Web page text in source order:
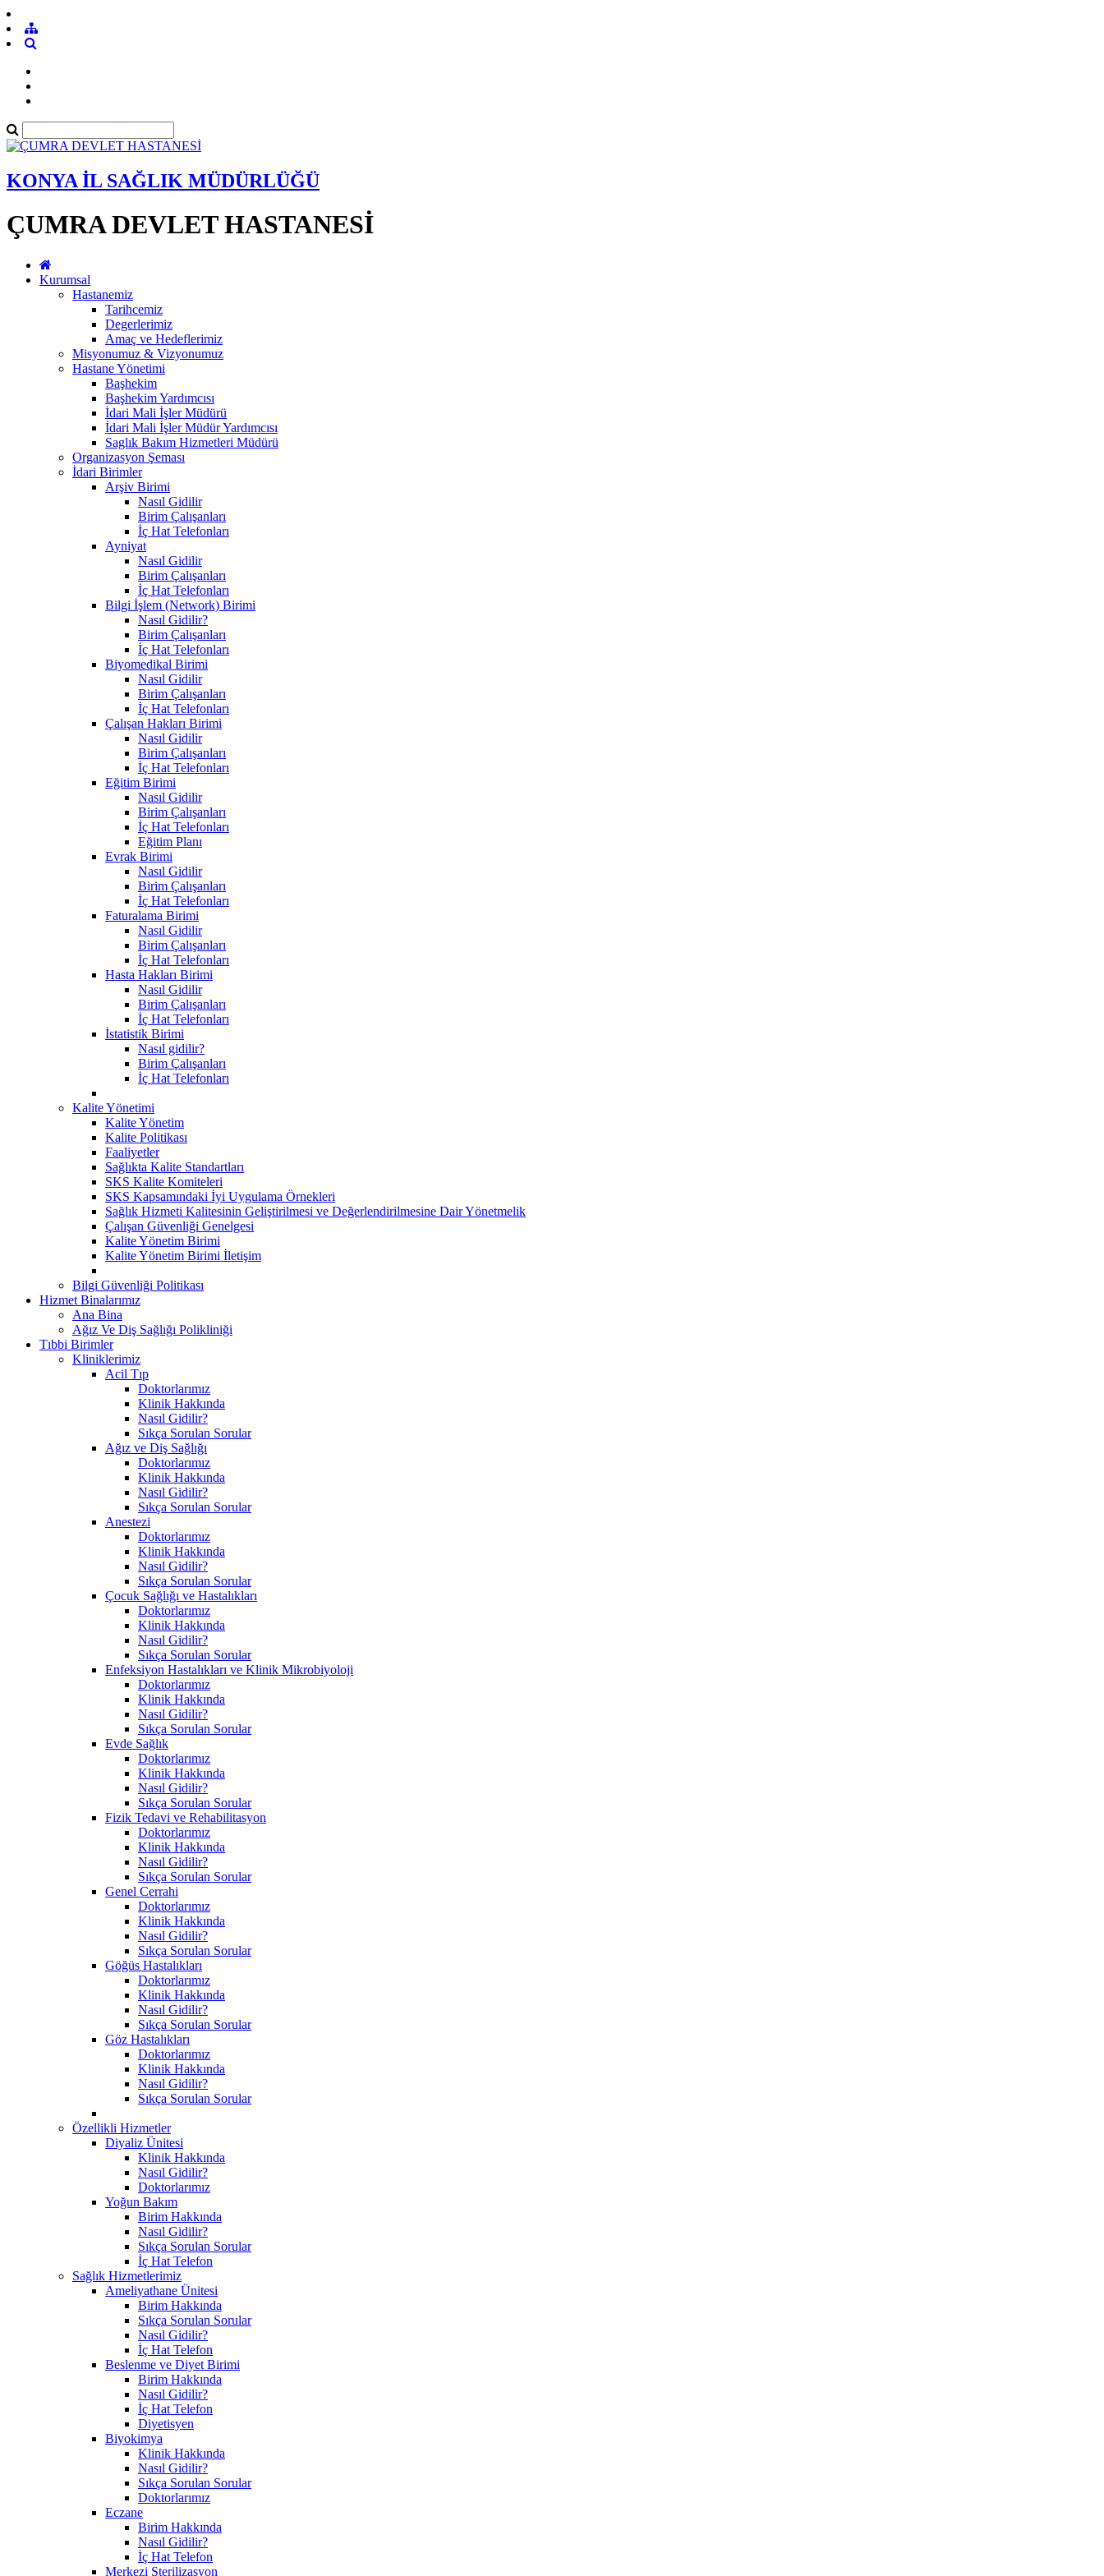
KONYA İL SAĞLIK MÜDÜRLÜĞÜ
ÇUMRA DEVLET HASTANESİ
Kurumsal
Hastanemiz
Tarihcemiz
Degerlerimiz
Amaç ve Hedeflerimiz
Misyonumuz & Vizyonumuz
Hastane Yönetimi
Başhekim
Başhekim Yardımcısı
İdari Mali İşler Müdürü
İdari Mali İşler Müdür Yardımcısı
Saglık Bakım Hizmetleri Müdürü
Organizasyon Şeması
İdari Birimler
Arşiv Birimi
Nasıl Gidilir
Birim Çalışanları
İç Hat Telefonları
Ayniyat
Nasıl Gidilir
Birim Çalışanları
İç Hat Telefonları
Bilgi İşlem (Network) Birimi
Nasıl Gidilir?
Birim Çalışanları
İç Hat Telefonları
Biyomedikal Birimi
Nasıl Gidilir
Birim Çalışanları
İç Hat Telefonları
Çalışan Hakları Birimi
Nasıl Gidilir
Birim Çalışanları
İç Hat Telefonları
Eğitim Birimi
Nasıl Gidilir
Birim Çalışanları
İç Hat Telefonları
Eğitim Planı
Evrak Birimi
Nasıl Gidilir
Birim Çalışanları
İç Hat Telefonları
Faturalama Birimi
Nasıl Gidilir
Birim Çalışanları
İç Hat Telefonları
Hasta Hakları Birimi
Nasıl Gidilir
Birim Çalışanları
İç Hat Telefonları
İstatistik Birimi
Nasıl gidilir?
Birim Çalışanları
İç Hat Telefonları
Kalite Yönetimi
Kalite Yönetim
Kalite Politikası
Faaliyetler
Sağlıkta Kalite Standartları
SKS Kalite Komiteleri
SKS Kapsamındaki İyi Uygulama Örnekleri
Sağlık Hizmeti Kalitesinin Geliştirilmesi ve Değerlendirilmesine Dair Yönetmelik
Çalışan Güvenliği Genelgesi
Kalite Yönetim Birimi
Kalite Yönetim Birimi İletişim
Bilgi Güvenliği Politikası
Hizmet Binalarımız
Ana Bina
Ağız Ve Diş Sağlığı Polikliniği
Tıbbi Birimler
Kliniklerimiz
Acil Tıp
Doktorlarımız
Klinik Hakkında
Nasıl Gidilir?
Sıkça Sorulan Sorular
Ağız ve Diş Sağlığı
Doktorlarımız
Klinik Hakkında
Nasıl Gidilir?
Sıkça Sorulan Sorular
Anestezi
Doktorlarımız
Klinik Hakkında
Nasıl Gidilir?
Sıkça Sorulan Sorular
Çocuk Sağlığı ve Hastalıkları
Doktorlarımız
Klinik Hakkında
Nasıl Gidilir?
Sıkça Sorulan Sorular
Enfeksiyon Hastalıkları ve Klinik Mikrobiyoloji
Doktorlarımız
Klinik Hakkında
Nasıl Gidilir?
Sıkça Sorulan Sorular
Evde Sağlık
Doktorlarımız
Klinik Hakkında
Nasıl Gidilir?
Sıkça Sorulan Sorular
Fizik Tedavi ve Rehabilitasyon
Doktorlarımız
Klinik Hakkında
Nasıl Gidilir?
Sıkça Sorulan Sorular
Genel Cerrahi
Doktorlarımız
Klinik Hakkında
Nasıl Gidilir?
Sıkça Sorulan Sorular
Göğüs Hastalıkları
Doktorlarımız
Klinik Hakkında
Nasıl Gidilir?
Sıkça Sorulan Sorular
Göz Hastalıkları
Doktorlarımız
Klinik Hakkında
Nasıl Gidilir?
Sıkça Sorulan Sorular
Özellikli Hizmetler
Diyaliz Ünitesi
Klinik Hakkında
Nasıl Gidilir?
Doktorlarımız
Yoğun Bakım
Birim Hakkında
Nasıl Gidilir?
Sıkça Sorulan Sorular
İç Hat Telefon
Sağlık Hizmetlerimiz
Ameliyathane Ünitesi
Birim Hakkında
Sıkça Sorulan Sorular
Nasıl Gidilir?
İç Hat Telefon
Beslenme ve Diyet Birimi
Birim Hakkında
Nasıl Gidilir?
İç Hat Telefon
Diyetisyen
Biyokimya
Klinik Hakkında
Nasıl Gidilir?
Sıkça Sorulan Sorular
Doktorlarımız
Eczane
Birim Hakkında
Nasıl Gidilir?
İç Hat Telefon
Merkezi Sterilizasyon